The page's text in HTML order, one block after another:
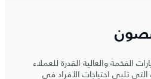
الفخمة والعالية القدرة للعملاء
تلبي احتياجات الأفراد في